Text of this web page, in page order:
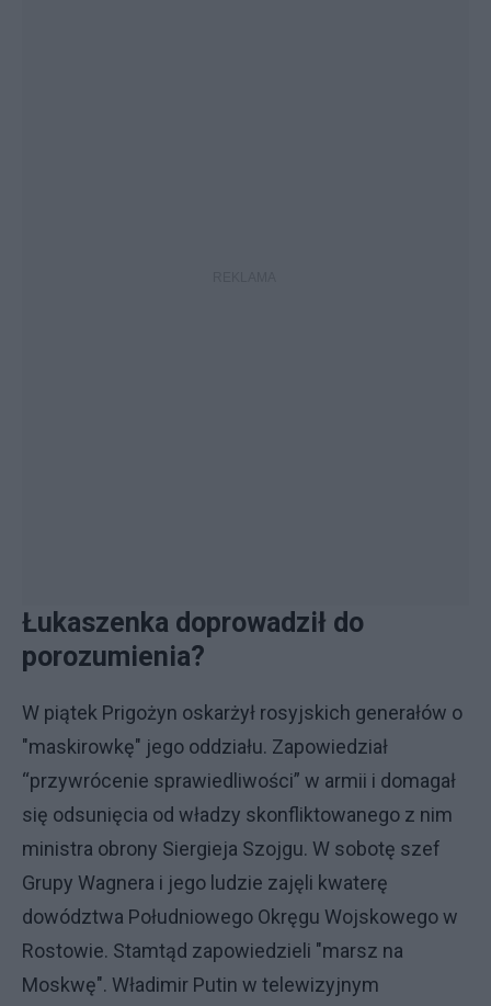
Łukaszenka doprowadził do
porozumienia?
W piątek Prigożyn oskarżył rosyjskich generałów o
"maskirowkę" jego oddziału. Zapowiedział
“przywrócenie sprawiedliwości” w armii i domagał
się odsunięcia od władzy skonfliktowanego z nim
ministra obrony Siergieja Szojgu. W sobotę szef
Grupy Wagnera i jego ludzie zajęli kwaterę
dowództwa Południowego Okręgu Wojskowego w
Rostowie. Stamtąd zapowiedzieli "marsz na
Moskwę". Władimir Putin w telewizyjnym